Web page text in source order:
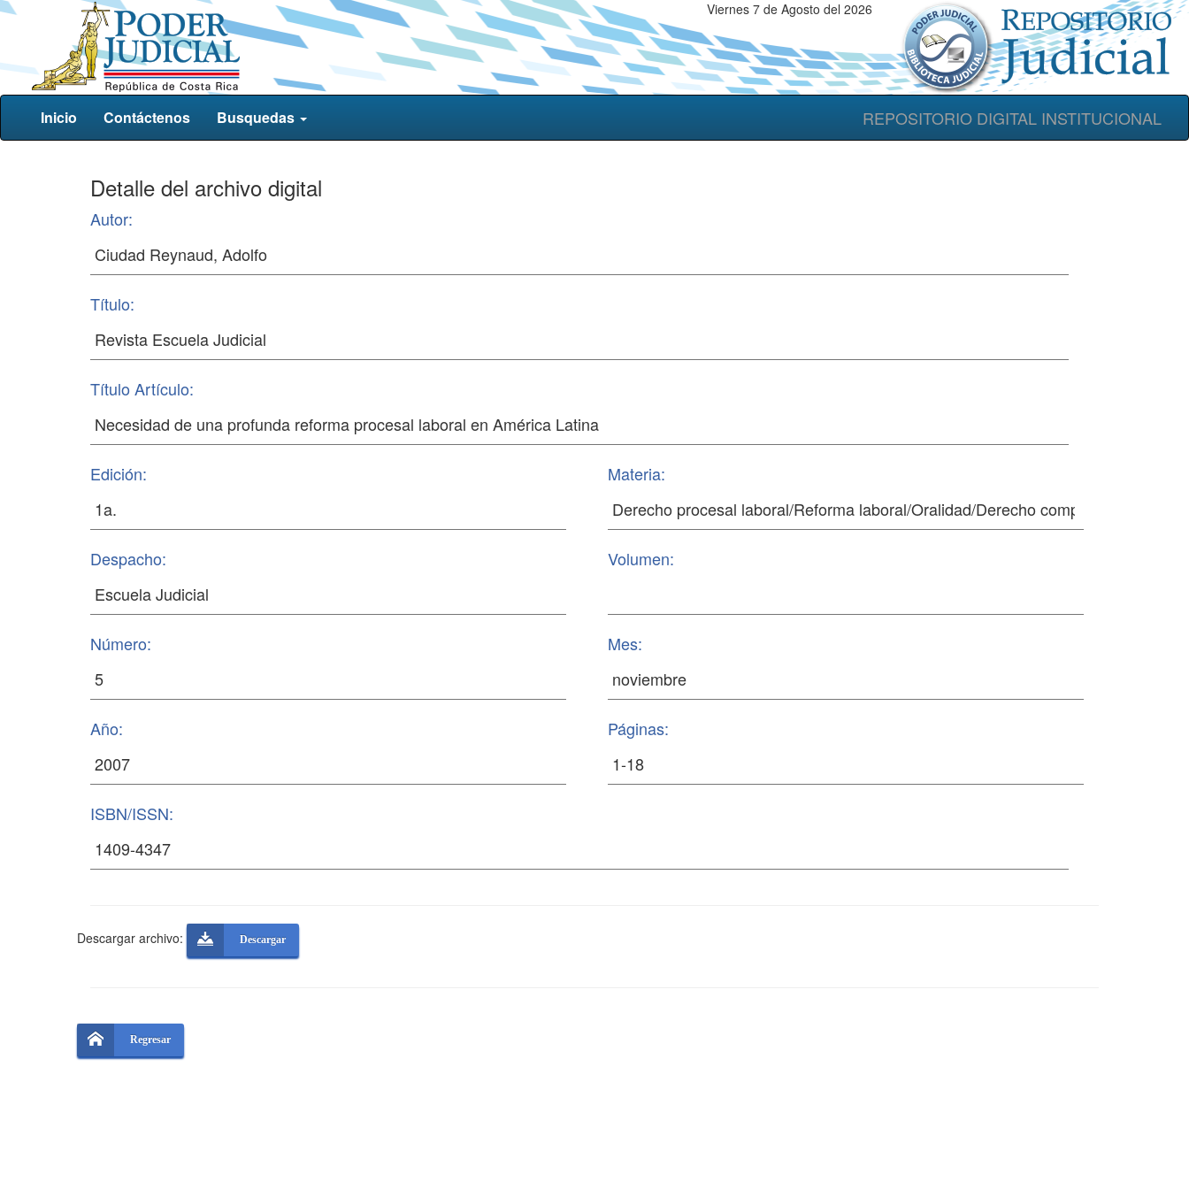
Viernes 7 de Agosto del 2026
REPOSITORIO DIGITAL INSTITUCIONAL
Inicio Contáctenos Busquedas
Detalle del archivo digital
Autor:
Título:
Título Artículo:
Edición: Materia:
Despacho: Volumen:
Número: Mes:
Año: Páginas:
ISBN/ISSN:
Descargar archivo: Descargar
Regresar